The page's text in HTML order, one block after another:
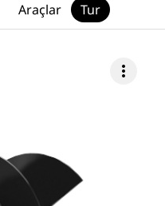
more_vert
Araçlar Tur